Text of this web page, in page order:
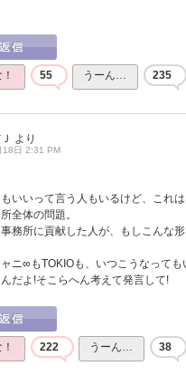
55 うーん… 235
より
18日 2:31 PM
いいって言う人もいるけど、これ
全体の問題。
事務所に貢献した人が、もしこんな
ニ∞もTOKIOも、いつこうなっても
だよ!そこらへん考えて発言して!
222 うーん… 38